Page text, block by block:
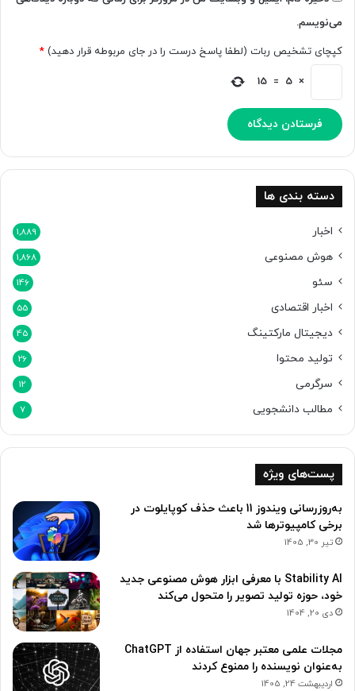
ت
س
ا
م
ش
ب
ز
ز
ی
ر
د
می‌نویسم.
کپچای تشخیص ربات (لطفا پاسخ درست را در جای مربوطه قرار دهید) *
×
5
=
15
دسته بندی ها
اخبار 1,889
هوش مصنوعی 1,868
سئو 146
اخبار اقتصادی 55
دیجیتال مارکتینگ 45
تولید محتوا 26
سرگرمی 12
مطالب دانشجویی 7
پست‌های ویژه
به‌روزرسانی ویندوز 11 باعث حذف کوپایلوت در
برخی کامپیوترها شد
تیر 30, 1405
Stability AI با معرفی ابزار هوش مصنوعی جدید
خود، حوزه تولید تصویر را متحول می‌کند
دی 20, 1404
مجلات علمی معتبر جهان استفاده از ChatGPT
به‌عنوان نویسنده را ممنوع کردند
اردیبهشت 24, 1405